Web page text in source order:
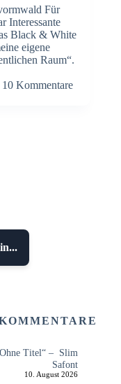
Für
Interessante
Black & White
eigene
Raum“.
10 Kommentare
Titel“ – Slim
Safont
10. August 2026